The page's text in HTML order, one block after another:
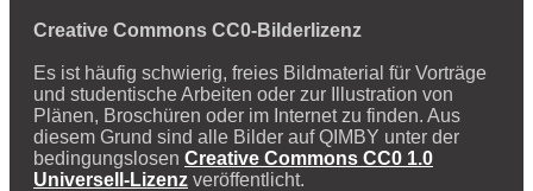
Creative Commons CC0-Bilderlizenz
Es ist häufig schwierig, freies Bildmaterial für Vorträge
und studentische Arbeiten oder zur Illustration von
Plänen, Broschüren oder im Internet zu finden. Aus
diesem Grund sind alle Bilder auf QIMBY unter der
bedingungslosen Creative Commons CC0 1.0
Universell-Lizenz veröffentlicht.